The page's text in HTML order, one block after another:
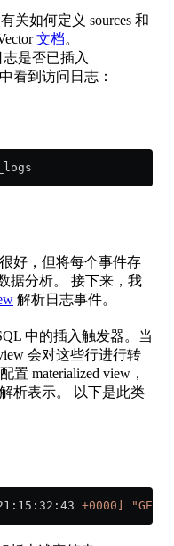
关如何定义 sources 和
文档。
是否已插入
看到访问日志：
好，但将每个事件存
据分析。 接下来，我
解析日志事件。
中的插入触发器。当
会对这些行进行转
materialized view，
析表示。 以下是此类
+0000] "GET